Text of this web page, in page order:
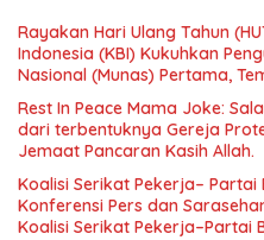
Rayakan Hari Ulang Tahun
Indonesia (KBI) Kukuhkan
Nasional (Munas) Pertama,
Pengembangan Organisasi
Indonesia dan Mancanegara”.
Rest In Peace Mama Joke:
dari terbentuknya Gereja
Jemaat Pancaran Kasih Allah.
Koalisi Serikat Pekerja– Partai
Konferensi Pers dan
Koalisi Serikat Pekerja–Partai